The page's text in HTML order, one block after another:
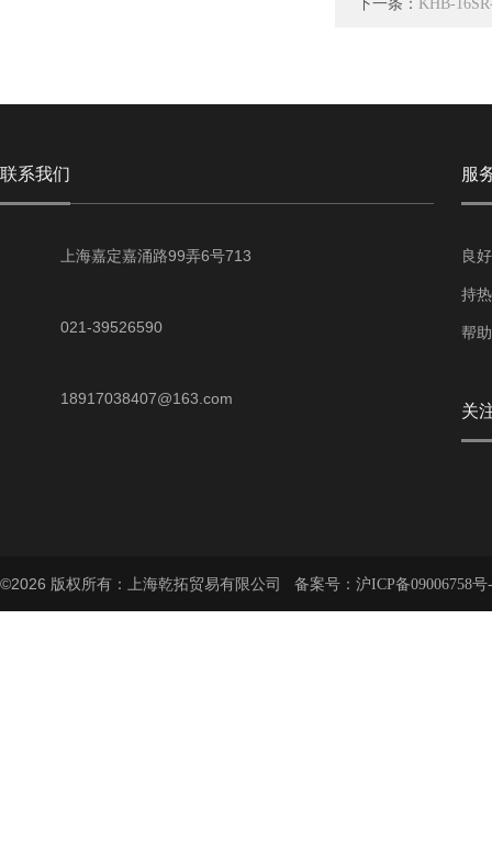
KHB-
联系我们
上海嘉定嘉涌路99弄6号713
021-39526590
18917038407@163.com
服
良
持
帮
关
©2026 版权所有：上海乾拓贸易有限公司 备案号： 沪ICP备09006758号